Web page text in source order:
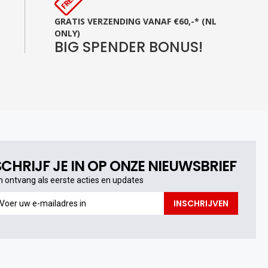
GRATIS VERZENDING VANAF €60,-* (NL
ONLY)
BIG SPENDER BONUS!
JE IN OP ONZE NIEUWSBRIEF
ontvang als eerste acties en updates
INSCHRIJVEN